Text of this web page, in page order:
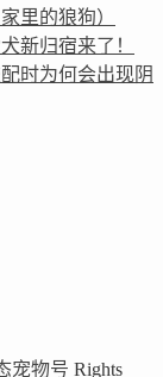
里的狼狗）
新归宿来了！
时为何会出现阴
宠物号 Rights